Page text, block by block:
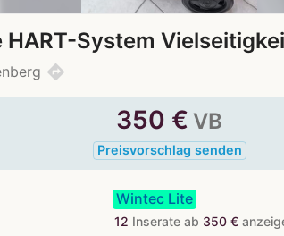
System
directions
350 € VB
Preisvorschlag senden
Wintec Lite
12 Inserate ab 350 €